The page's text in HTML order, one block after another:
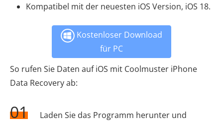
Kompatibel mit der neuesten iOS Version, iOS 18.
Kostenloser Download
für PC
So rufen Sie Daten auf iOS mit Coolmuster iPhone
Data Recovery ab:
01
Laden Sie das Programm herunter und